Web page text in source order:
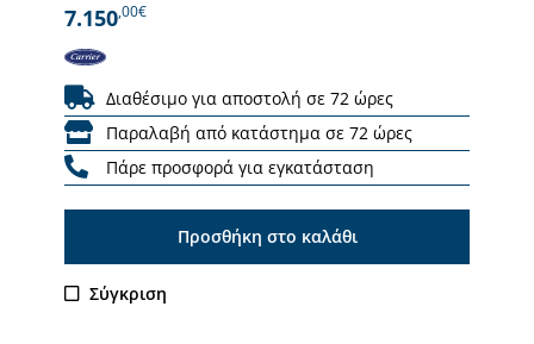
7.150,00€
Διαθέσιμο για αποστολή σε 72 ώρες
Παραλαβή από κατάστημα σε 72 ώρες
Πάρε προσφορά για εγκατάσταση
Προσθήκη στο καλάθι
Σύγκριση